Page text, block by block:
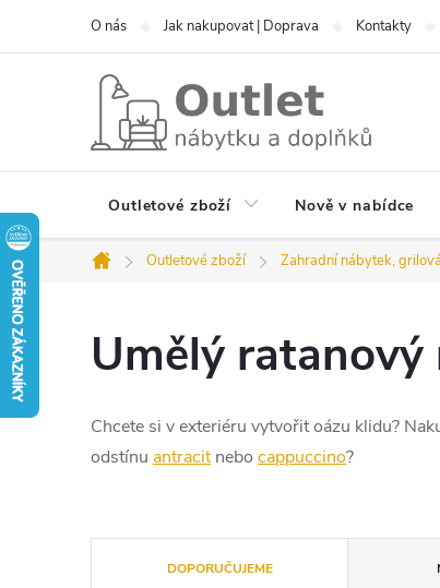
O nás Jak nakupovat | Doprava Kontakty
Outletové zboží Nově v nabídce
Domů
Outletové zboží Zahradní nábytek,
Umělý
Chcete si v exteriéru vytvořit oázu klidu?
odstínu antracitnebo cappuccino?
DOPORUČUJEME